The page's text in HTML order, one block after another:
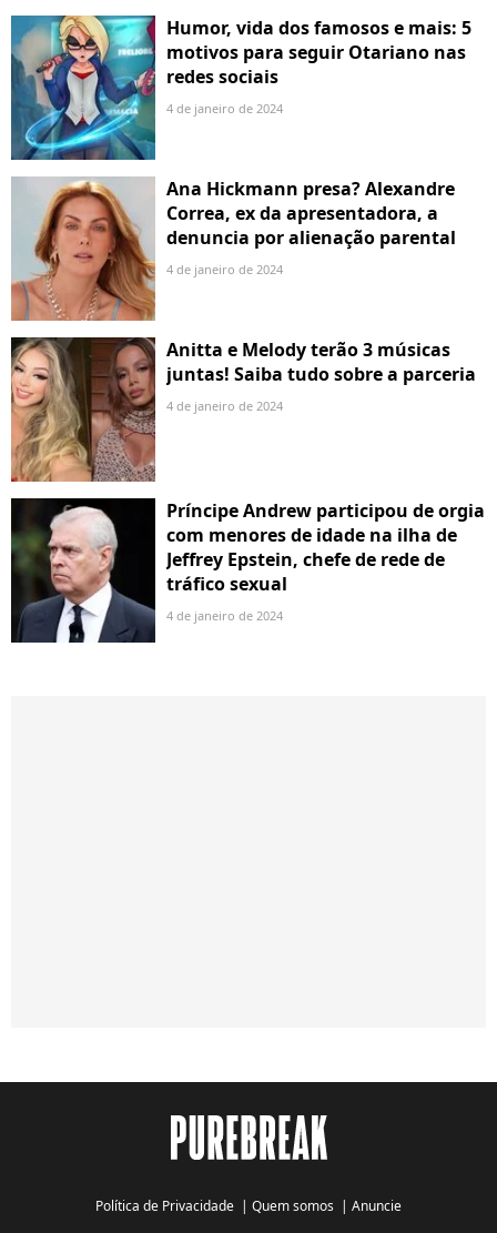
Humor, vida dos famosos e mais: 5
motivos para seguir Otariano nas
redes sociais
4 de janeiro de 2024
Ana Hickmann presa? Alexandre
Correa, ex da apresentadora, a
denuncia por alienação parental
4 de janeiro de 2024
Anitta e Melody terão 3 músicas
juntas! Saiba tudo sobre a parceria
4 de janeiro de 2024
Príncipe Andrew participou de orgia
com menores de idade na ilha de
Jeffrey Epstein, chefe de rede de
tráfico sexual
4 de janeiro de 2024
Política de Privacidade | Quem somos | Anuncie